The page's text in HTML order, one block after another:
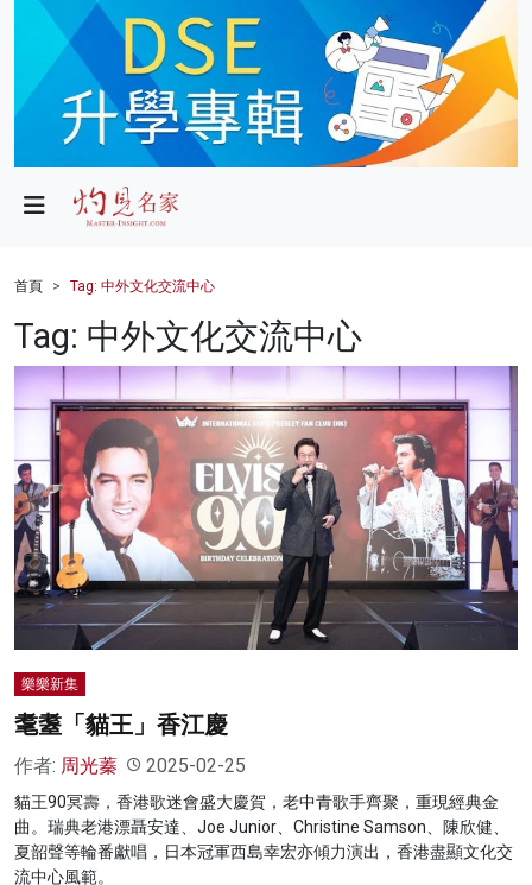
政局
財經
健康
商業
科技
影片
名家榜
灼見活動
首頁 Tag: 中外文化交流中心
Tag: 中外文化交流中心
樂樂新集
耄耋「貓王」香江慶
作者: 周光蓁 2025-02-25
貓王90冥壽，香港歌迷會盛大慶賀，老中青歌手齊聚，重現經典金
曲。瑞典老港漂聶安達、Joe Junior、Christine Samson、陳欣健、
夏韶聲等輪番獻唱，日本冠軍西島幸宏亦傾力演出，香港盡顯文化交
流中心風範。